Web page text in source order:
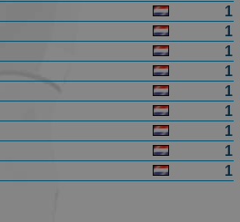
1
1
1
1
1
1
1
1
1
service. This
cookie is
distinguish
unique users
by assigning
a randomly
generated
number as a
client
identifier. It
is included in
each page
request in a
site and used